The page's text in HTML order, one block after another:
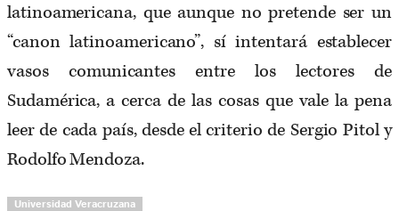
latinoamericana, que aunque no pretende ser un
“canon latinoamericano”, sí intentará establecer
vasos comunicantes entre los lectores de
Sudamérica, a cerca de las cosas que vale la pena
leer de cada país, desde el criterio de Sergio Pitol y
Rodolfo Mendoza.
Universidad Veracruzana